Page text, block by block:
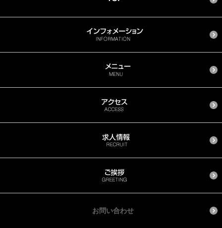
お問い合わせ